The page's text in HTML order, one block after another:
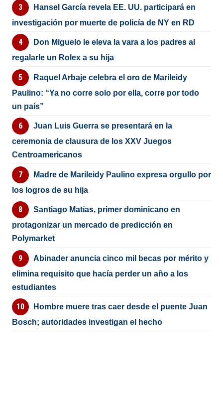
Hansel García revela EE. UU. participará en
investigación por muerte de policía de NY en RD
Don Miguelo le eleva la vara a los padres al
regalarle un Rolex a su hija
Raquel Arbaje celebra el oro de Marileidy
Paulino: “Ya no corre solo por ella, corre por todo
un país”
Juan Luis Guerra se presentará en la
ceremonia de clausura de los XXV Juegos
Centroamericanos
Madre de Marileidy Paulino expresa orgullo por
los logros de su hija
Santiago Matías, primer dominicano en
protagonizar un mercado de predicción en
Polymarket
Abinader anuncia cinco mil becas por mérito y
elimina requisito que hacía perder un año a los
estudiantes
Hombre muere tras caer desde el puente Juan
Bosch; autoridades investigan el hecho